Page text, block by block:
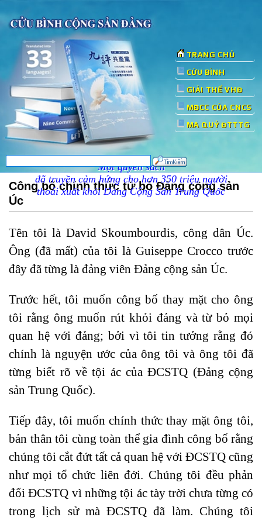
TRANG CHỦ
CỬU BÌNH
GIẢI THỂ VHĐ
MĐCC CỦA CNCS
MA QUỶ ĐTTTG
Một quyển sách
đã truyền cảm hứng cho hơn 350 triệu người
thoái xuất khỏi Đảng Cộng Sản Trung Quốc
Công bố chính thức từ bỏ Đảng cộng sản
Úc
Tên tôi là David Skoumbourdis, công dân Úc.
Ông (đã mất) của tôi là Guiseppe Crocco trước
đây đã từng là đảng viên Đảng cộng sản Úc.
Trước hết, tôi muốn công bố thay mặt cho ông
tôi rằng ông muốn rút khỏi đảng và từ bỏ mọi
quan hệ với đảng; bởi vì tôi tin tưởng rằng đó
chính là nguyện ước của ông tôi và ông tôi đã
từng biết rõ về tội ác của ĐCSTQ (Đảng cộng
sản Trung Quốc).
Tiếp đây, tôi muốn chính thức thay mặt ông tôi,
bản thân tôi cùng toàn thể gia đình công bố rằng
chúng tôi cắt đứt tất cả quan hệ với ĐCSTQ cũng
như mọi tổ chức liên đới. Chúng tôi đều phản
đối ĐCSTQ vì những tội ác tày trời chưa từng có
trong lịch sử mà ĐCSTQ đã làm. Chúng tôi